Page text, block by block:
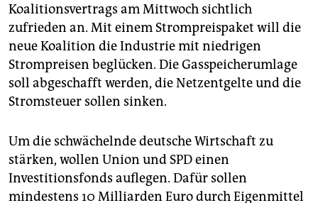
Koalitionsvertrags am Mittwoch sichtlich
zufrieden an. Mit einem Strompreispaket will die
neue Koalition die Industrie mit niedrigen
Strompreisen beglücken. Die Gasspeicherumlage
soll abgeschafft werden, die Netzentgelte und die
Stromsteuer sollen sinken.
Um die schwächelnde deutsche Wirtschaft zu
stärken, wollen Union und SPD einen
Investitionsfonds auflegen. Dafür sollen
mindestens 10 Milliarden Euro durch Eigenmittel